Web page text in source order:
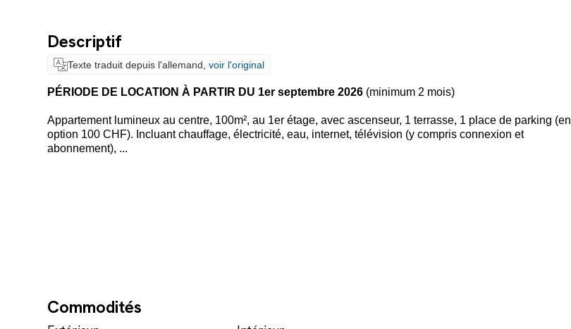
Descriptif
Texte traduit depuis l'allemand, voir l'original
PÉRIODE DE LOCATION À PARTIR DU 1er septembre 2026 (minimum 2 mois)
Appartement lumineux au centre, 100m², au 1er étage, avec ascenseur, 1 terrasse, 1 place de parking (en
option 100 CHF). Incluant chauffage, électricité, eau, internet, télévision (y compris connexion et
abonnement), ...
Commodités